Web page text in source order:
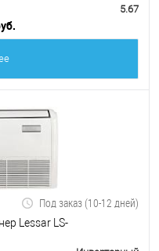
5.67
Под заказ (10-12 дней)
Lessar LS-